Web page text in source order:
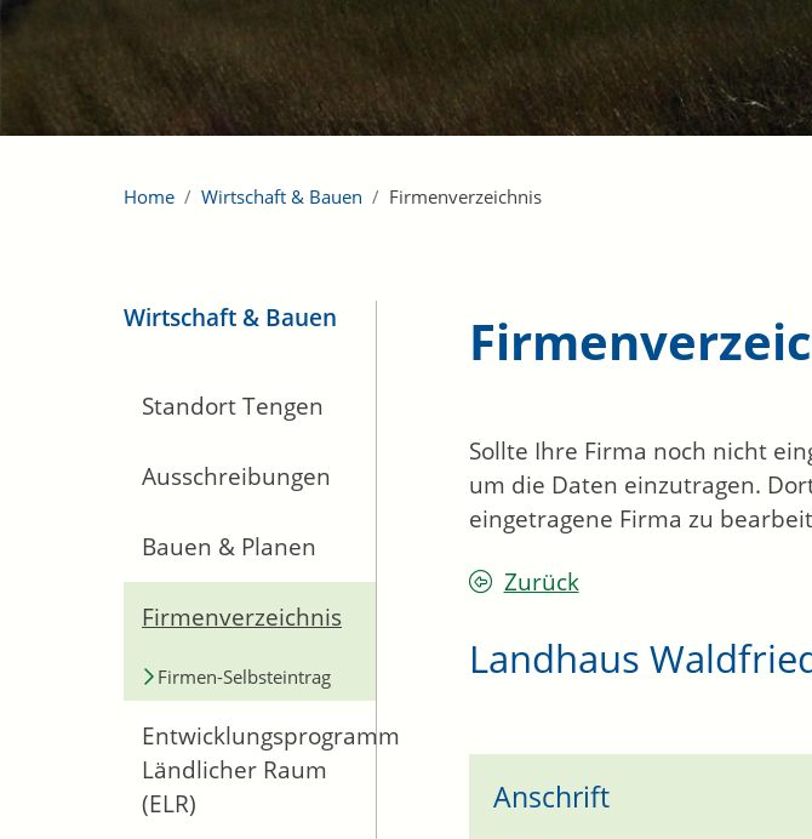
Home Wirtschaft & Bauen Firmenverzeichnis
Wirtschaft & Bauen
Standort Tengen
Ausschreibungen
Bauen & Planen
Firmenverzeichnis
Firmen-Selbsteintrag
Entwicklungsprogramm
Ländlicher Raum
(ELR)
Sollte Ihre Firma noch nicht
um die Daten einzutragen.
eingetragene Firma zu
Zurück
Landhaus
Anschrift